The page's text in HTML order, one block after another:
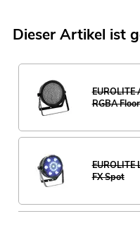
Dieser Artikel ist
EUROLITE
RGBA
EUROLITE
FX Spot